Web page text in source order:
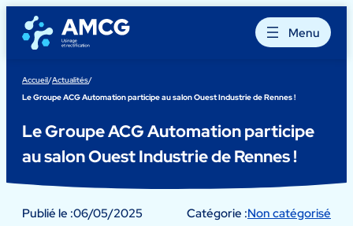
contenu
Menu
Accueil/Actualités/
Le Groupe ACG Automation participe au salon Ouest Industrie de Rennes !
Le Groupe ACG Automation participe
au salon Ouest Industrie de Rennes !
Publié le :06/05/2025 Catégorie :Non catégorisé